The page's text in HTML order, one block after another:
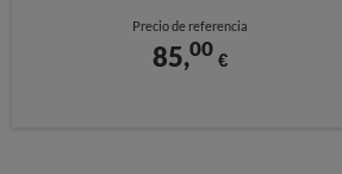
Precio de referencia
85,00 €